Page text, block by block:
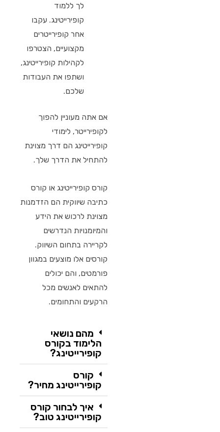
לך ללמוד
קופירייטינג. עקבו
אחר קופירייטרים
מקצועיים, הצטרפו
לקהילות קופירייטינג,
ושתפו את העבודות
שלכם.
אם אתה מעוניין להפוך
לקופירייטר, לימודי
קופירייטינג הם דרך מצוינת
להתחיל את הדרך שלך.
קורס קופירייטינג או קורס
כתיבה שיווקית הם הזדמנות
מצוינת לרכוש את הידע
והמיומנויות הנדרשים
לקריירה בתחום השיווק.
קורסים אלו מוצעים במגוון
פורמטים, והם יכולים
להתאים לאנשים מכל
הרקעים והתחומים.
מהם נושאי
הלימוד בקורס
קופירייטינג?
קורס
קופירייטינג מחיר?
איך לבחור קורס
קופירייטינג טוב?